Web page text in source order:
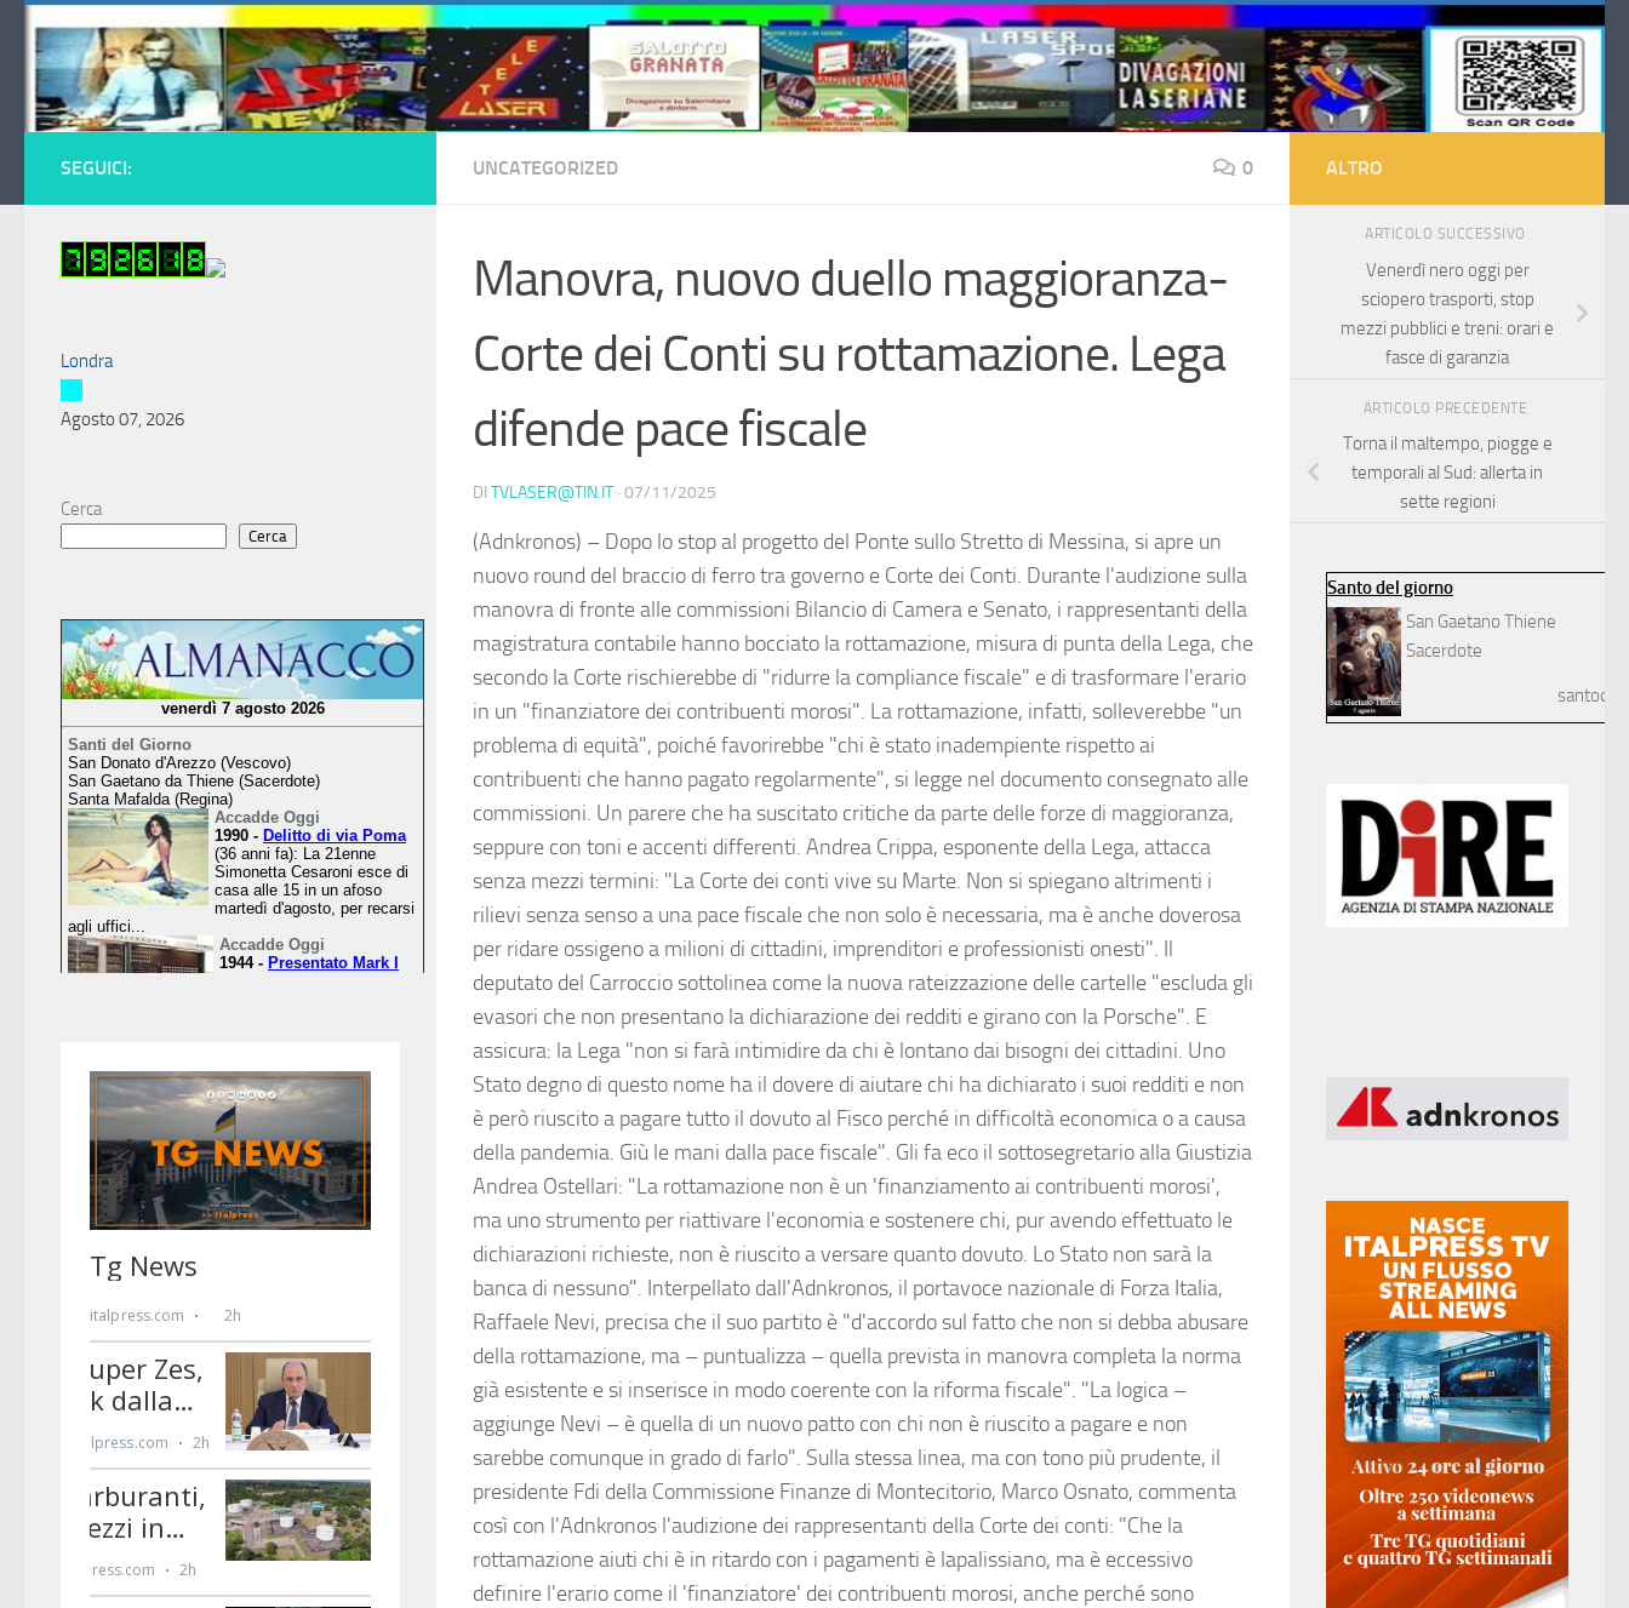
Salta al contenuto
UNCATEGORIZED 0
Manovra, nuovo duello maggioranza-
Corte dei Conti su rottamazione. Lega
difende pace fiscale
DI TVLASER@TIN.IT · 07/11/2025
(Adnkronos) – Dopo lo stop al progetto del Ponte sullo Stretto di Messina, si apre un
nuovo round del braccio di ferro tra governo e Corte dei Conti. Durante l'audizione sulla
manovra di fronte alle commissioni Bilancio di Camera e Senato, i rappresentanti della
magistratura contabile hanno bocciato la rottamazione, misura di punta della Lega, che
secondo la Corte rischierebbe di "ridurre la compliance fiscale" e di trasformare l'erario
in un "finanziatore dei contribuenti morosi". La rottamazione, infatti, solleverebbe "un
problema di equità", poiché favorirebbe "chi è stato inadempiente rispetto ai
contribuenti che hanno pagato regolarmente", si legge nel documento consegnato alle
commissioni. Un parere che ha suscitato critiche da parte delle forze di maggioranza,
seppure con toni e accenti differenti. Andrea Crippa, esponente della Lega, attacca
senza mezzi termini: "La Corte dei conti vive su Marte. Non si spiegano altrimenti i
rilievi senza senso a una pace fiscale che non solo è necessaria, ma è anche doverosa
per ridare ossigeno a milioni di cittadini, imprenditori e professionisti onesti". Il
deputato del Carroccio sottolinea come la nuova rateizzazione delle cartelle "escluda gli
evasori che non presentano la dichiarazione dei redditi e girano con la Porsche". E
assicura: la Lega "non si farà intimidire da chi è lontano dai bisogni dei cittadini. Uno
Stato degno di questo nome ha il dovere di aiutare chi ha dichiarato i suoi redditi e non
è però riuscito a pagare tutto il dovuto al Fisco perché in difficoltà economica o a causa
della pandemia. Giù le mani dalla pace fiscale". Gli fa eco il sottosegretario alla Giustizia
Andrea Ostellari: "La rottamazione non è un 'finanziamento ai contribuenti morosi',
ma uno strumento per riattivare l'economia e sostenere chi, pur avendo effettuato le
dichiarazioni richieste, non è riuscito a versare quanto dovuto. Lo Stato non sarà la
banca di nessuno". Interpellato dall'Adnkronos, il portavoce nazionale di Forza Italia,
Raffaele Nevi, precisa che il suo partito è "d'accordo sul fatto che non si debba abusare
della rottamazione, ma – puntualizza – quella prevista in manovra completa la norma
già esistente e si inserisce in modo coerente con la riforma fiscale". "La logica –
aggiunge Nevi – è quella di un nuovo patto con chi non è riuscito a pagare e non
sarebbe comunque in grado di farlo". Sulla stessa linea, ma con tono più prudente, il
presidente Fdi della Commissione Finanze di Montecitorio, Marco Osnato, commenta
così con l'Adnkronos l'audizione dei rappresentanti della Corte dei conti: "Che la
rottamazione aiuti chi è in ritardo con i pagamenti è lapalissiano, ma è eccessivo
definire l'erario come il 'finanziatore' dei contribuenti morosi, anche perché sono
SEGUICI:
Londra
Agosto 07, 2026
Cerca
Cerca
ALTRO
ARTICOLO SUCCESSIVO
Venerdì nero oggi per
sciopero trasporti, stop
mezzi pubblici e treni: orari e
fasce di garanzia
ARTICOLO PRECEDENTE
Torna il maltempo, piogge e
temporali al Sud: allerta in
sette regioni
Santo del giorno
San Gaetano Thiene
Sacerdote